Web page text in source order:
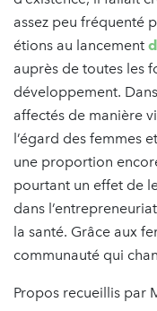
assez peu fréquenté
étions au lancement
auprès de toutes les
développement.
affectés de manière
l’égard des femmes
une proportion
pourtant un effet de
dans
la santé. Grâce aux
communauté qui
Propos recueillis par